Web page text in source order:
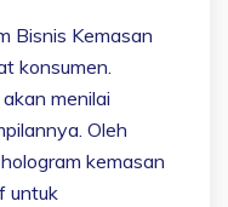
Bisnis Kemasan
konsumen.
menilai
Oleh
kemasan
untuk